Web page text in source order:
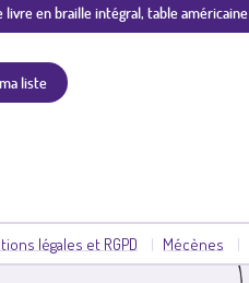
livre en braille intégral, table américaine
liste
légales et RGPD Mécènes